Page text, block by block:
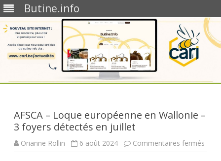
Butine.info
AFSCA – Loque européenne en Wallonie –
3 foyers détectés en juillet
Orianne Rollin 6 août 2024 Commentaires fermés